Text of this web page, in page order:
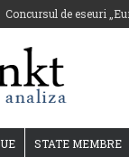
Concursul de eseuri
STATE MEMBRE